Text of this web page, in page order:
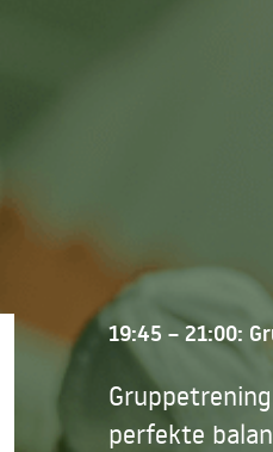
19:45 – 21:00:
perfekte